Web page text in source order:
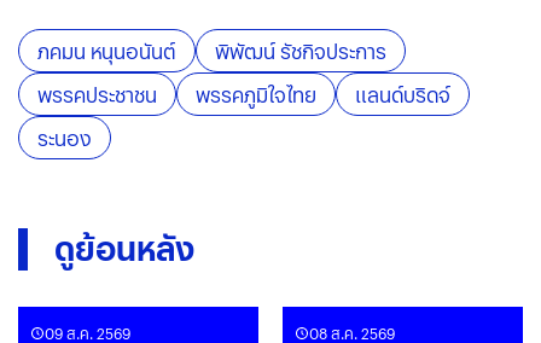
ภคมน หนุนอนันต์
พิพัฒน์ รัชกิจประการ
พรรคประชาชน
พรรคภูมิใจไทย
แลนด์บริดจ์
ระนอง
ดูย้อนหลัง
09 ส.ค. 2569 08 ส.ค. 2569